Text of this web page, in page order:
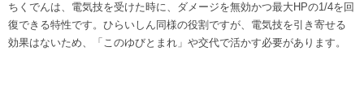
ちくでんは、電気技を受けた時に、ダメージを無効かつ最大HPの1/4を回
復できる特性です。ひらいしん同様の役割ですが、電気技を引き寄せる
効果はないため、「このゆびとまれ」や交代で活かす必要があります。